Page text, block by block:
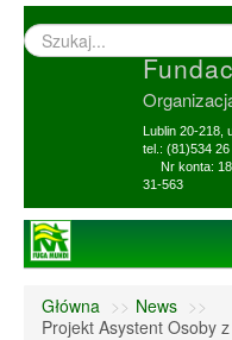
Wyszukiwarka
–
Lublin 20-218,
tel.: (81)534
Nr konta:
31-563
O Fundacji
Główna >> News >>
Projekt Asystent Osoby